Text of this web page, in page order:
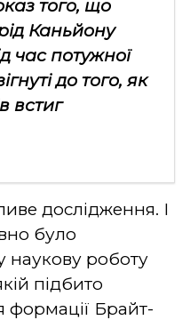
того, що
Каньйону
час потужної
до того, як
встиг
дослідження. І
було
наукову роботу
підбито
формації Брайт-